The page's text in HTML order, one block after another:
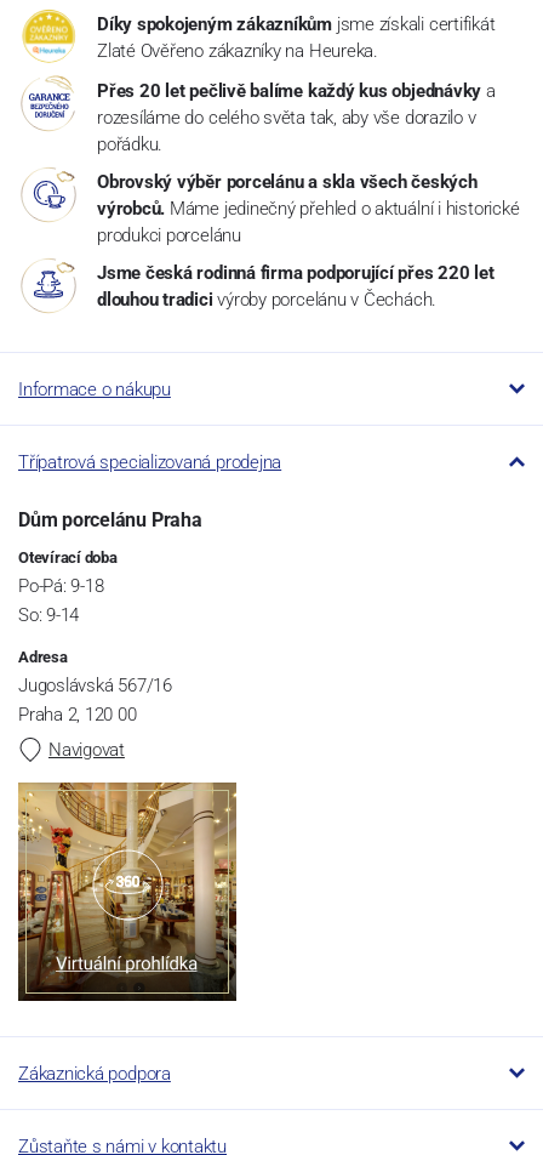
Díky spokojeným zákazníkům jsme získali certifikát
Zlaté Ověřeno zákazníky na Heureka.
Přes 20 let pečlivě balíme každý kus objednávky a
rozesíláme do celého světa tak, aby vše dorazilo v
pořádku.
Obrovský výběr porcelánu a skla všech českých
výrobců. Máme jedinečný přehled o aktuální i historické
produkci porcelánu
Jsme česká rodinná firma podporující přes 220 let
dlouhou tradici výroby porcelánu v Čechách.
Informace o nákupu
Třípatrová specializovaná prodejna
Dům porcelánu Praha
Otevírací doba
Po-Pá: 9-18
So: 9-14
Adresa
Jugoslávská 567/16
Praha 2, 120 00
Navigovat
Zákaznická podpora
Zůstaňte s námi v kontaktu